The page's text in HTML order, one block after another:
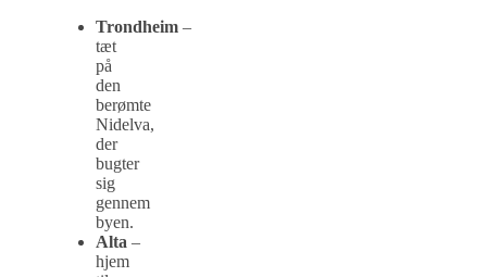
Trondheim –
tæt
på
den
berømte
Nidelva,
der
bugter
sig
gennem
byen.
Alta –
hjem